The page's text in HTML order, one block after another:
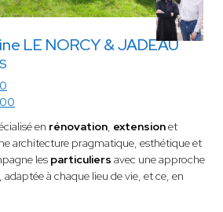
LE NORCY & JADEAU
en rénovation, extensionet
architecture pragmatique, esthétique et
les particuliers avec une approche
à chaque lieu de vie, et ce, en